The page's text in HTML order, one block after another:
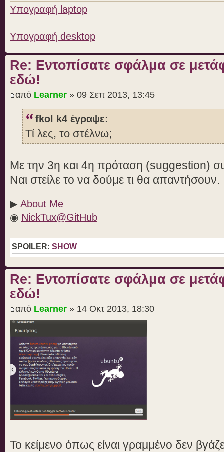
Υπογραφή laptop
Υπογραφή desktop
Re: Εντοπίσατε σφάλμα σε
εδώ!
από Learner » 09 Σεπ 2013, 13:45
fkol k4 έγραψε:
Τί λες, το στέλνω;
Με την 3η και 4η πρόταση (suggestion)
Ναι στείλε το να δούμε τι θα απαντήσουν.
▶ About Me
◉ NickTux@GitHub
SPOILER: SHOW
Re: Εντοπίσατε σφάλμα σε
εδώ!
από Learner » 14 Οκτ 2013, 18:30
Το κείμενο όπως είναι γραμμένο δεν